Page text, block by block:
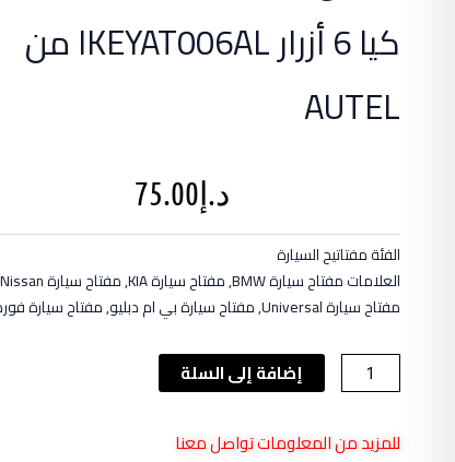
كيا 6 أزرار IKEYAT006AL من
AUTEL
د.إ75.00
الفئةمفتاتيح السيارة
العلاماتمفتاح سيارة BMW ,مفتاح سيارة KIA ,مفتاح سيارة Nissan
مفتاح سيارة Universal
,مفتاح سيارة بي ام دبليو,مفتاح سيارة
كمية
مفتاح
Kia
إضافة إلى السلة
للمزيد من المعلومات تواصل معنا